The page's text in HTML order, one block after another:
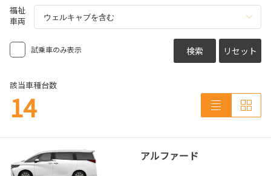
福祉
車両
試乗車のみ表示 検索 リセット
該当車種台数
14
アルファード